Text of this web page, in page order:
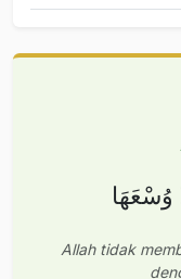
وُسْعَهَا
Allah tidak